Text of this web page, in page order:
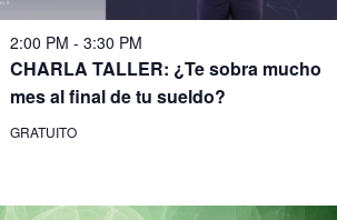
2:00 PM - 3:30 PM
CHARLA TALLER: ¿Te sobra mucho
mes al final de tu sueldo?
GRATUITO